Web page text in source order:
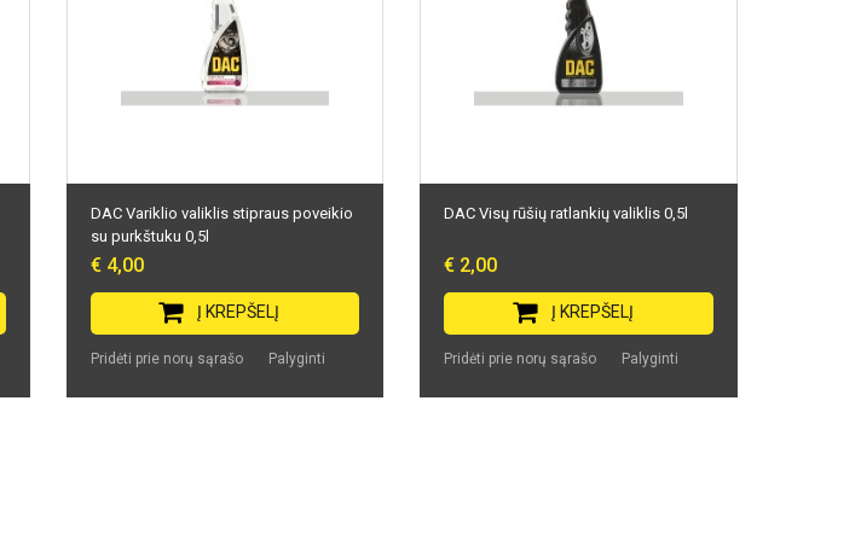
DAC Variklio valiklis stipraus poveikio
su purkštuku 0,5l
€ 4,00
Į KREPŠELĮ
Pridėti prie norų sąrašo Palyginti
DAC Visų rūšių ratlankių valiklis 0,5l
€ 2,00
Į KREPŠELĮ
Pridėti prie norų sąrašo Palyginti